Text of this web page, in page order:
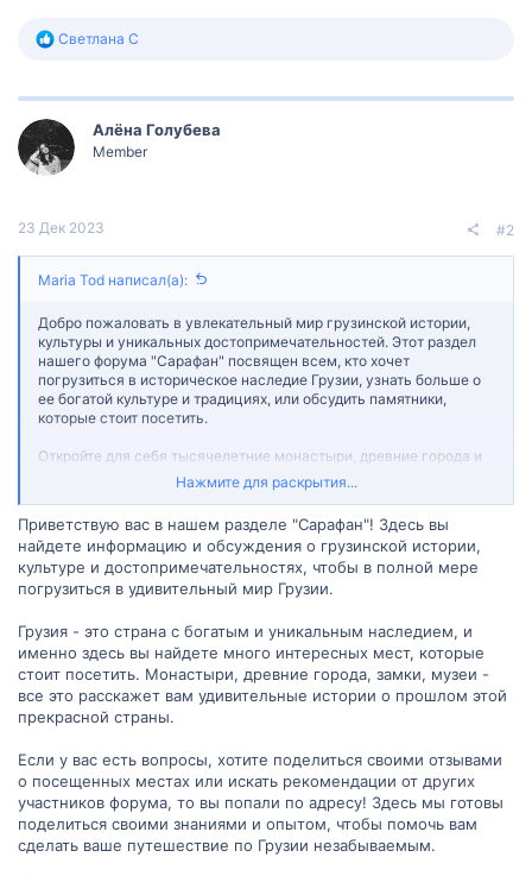
Р
к
и
и
:
Светлана С
Алëна Голубева
Member
23 Дек 2023 #2
Maria Tod написал(а):
Добро пожаловать в увлекательный мир грузинской истории,
культуры и уникальных достопримечательностей. Этот раздел
нашего форума "Сарафан" посвящен всем, кто хочет
погрузиться в историческое наследие Грузии, узнать больше о
ее богатой культуре и традициях, или обсудить памятники,
которые стоит посетить.
Откройте для себя тысячелетние монастыри, древние города и
удивительные естественные пейзажи. Обменивайтесь советами
о музеях, которые стоит посетить, и праздниках, которые
музыке, танцах и грузинской кухне.
В этом разделе вы можете задавать вопросы, делиться своими
знаниями и переживаниями, а также находить
раскрыть всю глубину и богатство грузинской культуры и
истории.
Нажмите для раскрытия...
Приветствую вас в нашем разделе "Сарафан"! Здесь вы
найдете информацию и обсуждения о грузинской истории,
культуре и достопримечательностях, чтобы в полной мере
погрузиться в удивительный мир Грузии.
Грузия - это страна с богатым и уникальным наследием, и
именно здесь вы найдете много интересных мест, которые
стоит посетить. Монастыри, древние города, замки, музеи -
все это расскажет вам удивительные истории о прошлом этой
прекрасной страны.
Если у вас есть вопросы, хотите поделиться своими отзывами
о посещенных местах или искать рекомендации от других
участников форума, то вы попали по адресу! Здесь мы готовы
поделиться своими знаниями и опытом, чтобы помочь вам
сделать ваше путешествие по Грузии незабываемым.